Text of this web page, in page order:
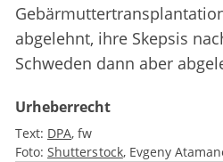
abgelehnt, ihre Skepsis
Schweden dann aber
Urheberrecht
Text: DPA fw
Foto: Shutterstock Evgeny